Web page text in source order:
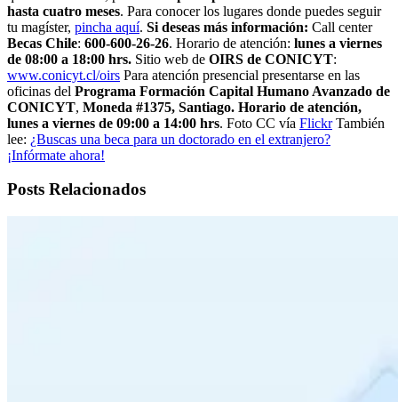
hasta cuatro meses. Para conocer los lugares donde puedes seguir
tu magíster, pincha aquí. Si deseas más información: Call center
Becas Chile: 600-600-26-26. Horario de atención: lunes a viernes
de 08:00 a 18:00 hrs. Sitio web de OIRS de CONICYT:
www.conicyt.cl/oirs Para atención presencial presentarse en las
oficinas del Programa Formación Capital Humano Avanzado de
CONICYT, Moneda #1375, Santiago. Horario de atención,
lunes a viernes de 09:00 a 14:00 hrs. Foto CC vía FlickrTambién
lee: ¿Buscas una beca para un doctorado en el extranjero?
¡Infórmate ahora!
Posts Relacionados